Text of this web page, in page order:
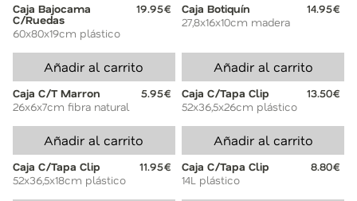
Caja Bajocama
C/Ruedas
19.95€
60x80x19cm plástico
Caja Botiquín
14.95€
27,8x16x10cm madera
Añadir al carrito
Caja C/T Marron
5.95€
26x6x7cm fibra natural
Añadir al carrito
Caja C/Tapa Clip
13.50€
52x36,5x26cm plástico
Añadir al carrito
Caja C/Tapa Clip
11.95€
52x36,5x18cm plástico
Añadir al carrito
Caja C/Tapa Clip
8.80€
14L plástico